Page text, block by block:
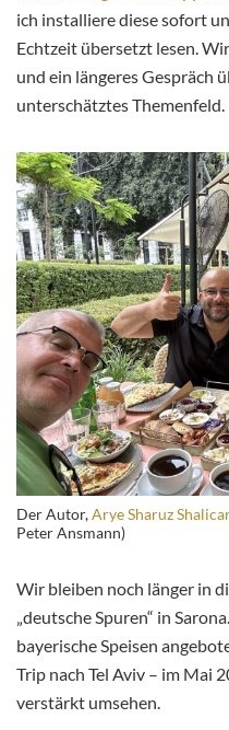
ich installiere diese sofort
Echtzeit übersetzt lesen.
und ein längeres Gespräch
unterschätztes Themenfeld.
Der Autor,Arye Sharuz
Peter Ansmann)
Wir bleiben noch länger in
„deutsche Spuren“ in
bayerische Speisen
Trip nach Tel Aviv – im Mai
verstärkt umsehen.